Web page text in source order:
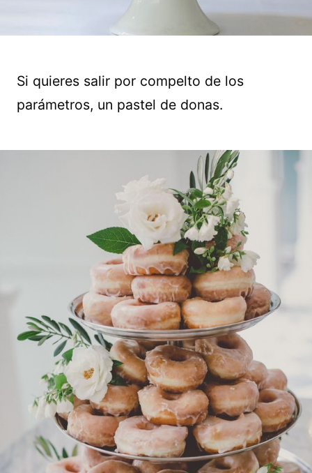
Si quieres salir por compelto de los
parámetros, un pastel de donas.